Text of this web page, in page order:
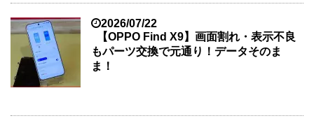
2026/07/22
【OPPO Find X9】画面割れ・表示不良
もパーツ交換で元通り！データそのま
ま！